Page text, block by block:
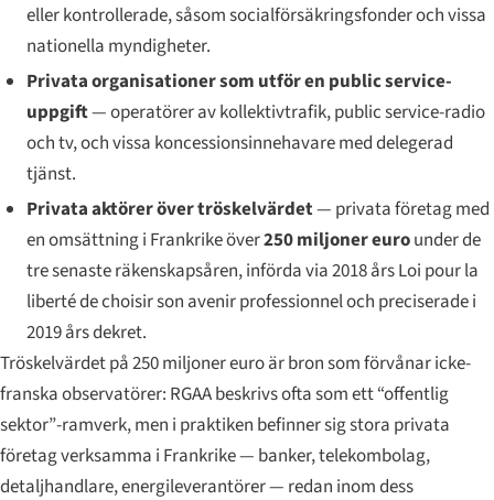
eller kontrollerade, såsom socialförsäkringsfonder och vissa
nationella myndigheter.
Privata organisationer som utför en public service-
uppgift— operatörer av kollektivtrafik, public service-radio
och tv, och vissa koncessionsinnehavare med delegerad
tjänst.
Privata aktörer över tröskelvärdet— privata företag med
en omsättning i Frankrike över250 miljoner eurounder de
tre senaste räkenskapsåren, införda via 2018 årsLoi pour la
liberté de choisir son avenir professionneloch preciserade i
2019 års dekret.
Tröskelvärdet på 250 miljoner euro är bron som förvånar icke-
franska observatörer: RGAA beskrivs ofta som ett “offentlig
sektor”-ramverk, men i praktiken befinner sig stora privata
företag verksamma i Frankrike — banker, telekombolag,
detaljhandlare, energileverantörer — redan inom dess